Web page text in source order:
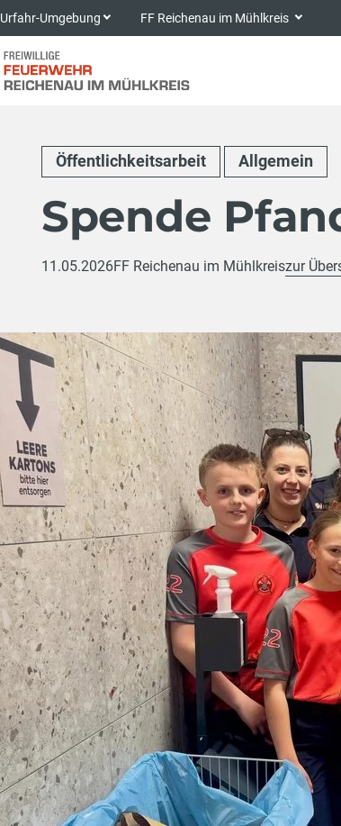
Urfahr-Umgebung FF Reichenau im Mühlkreis
Öffentlichkeitsarbeit Allgemein
Spende
11.05.2026FF Reichenau im Mühlkreiszur